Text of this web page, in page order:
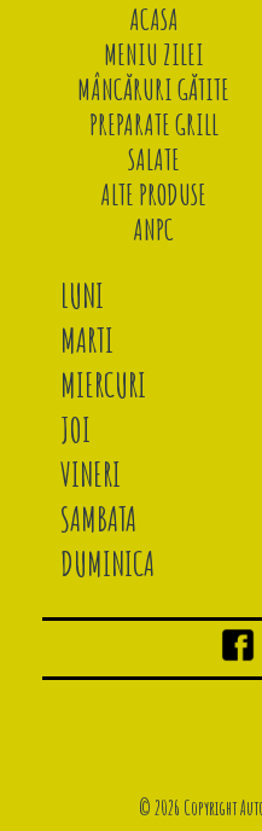
ACASA
MENIU ZILEI
MÂNCĂRURI GĂTITE
PREPARATE GRILL
SALATE
ALTE PRODUSE
ANPC
LUNI
MARTI
MIERCURI
JOI
VINERI
SAMBATA
DUMINICA
© 2026 Copyright